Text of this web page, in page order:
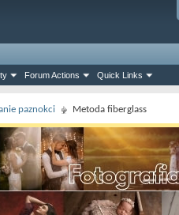
Forum Actions Quick Links
paznokci Metoda fiberglass